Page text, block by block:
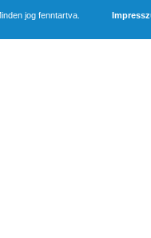
jog fenntartva.